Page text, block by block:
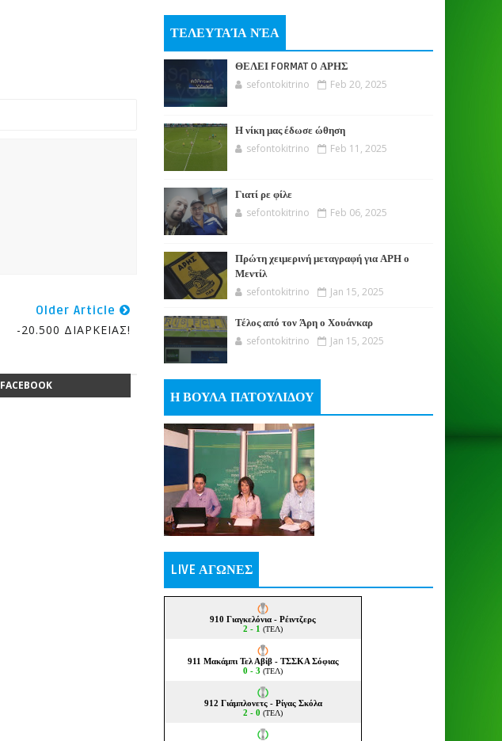
Older Article
-20.500 ΔΙΑΡΚΕΙΑΣ!
FACEBOOK
ΤΕΛΕΥΤΑΊΑ ΝΈΑ
ΘΕΛΕΙ FORMAT O ΑΡΗΣ
sefontokitrino Feb 20, 2025
Η νίκη μας έδωσε ώθηση
sefontokitrino Feb 11, 2025
Γιατί ρε φίλε
sefontokitrino Feb 06, 2025
Πρώτη χειμερινή μεταγραφή για ΑΡΗ ο
Μεντίλ
sefontokitrino Jan 15, 2025
Τέλος από τον Άρη ο Χουάνκαρ
sefontokitrino Jan 15, 2025
Η ΒΟΥΛΑ ΠΑΤΟΥΛΙΔΟΥ
LIVE ΑΓΩΝΕΣ